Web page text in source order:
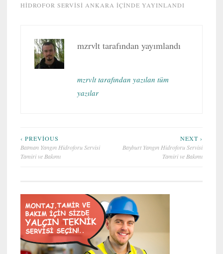
HIDROFOR SERVISI ANKARA IÇINDE YAYINLANDI
mzrvlt tarafından yayımlandı
mzrvlt tarafından yazılan tüm
yazılar
Yazı
gezinmesi
‹ PREVIOUS
Batman Yangın Hidroforu Servisi
Tamiri ve Bakımı
NEXT ›
Bayburt Yangın Hidroforu Servisi
Tamiri ve Bakımı